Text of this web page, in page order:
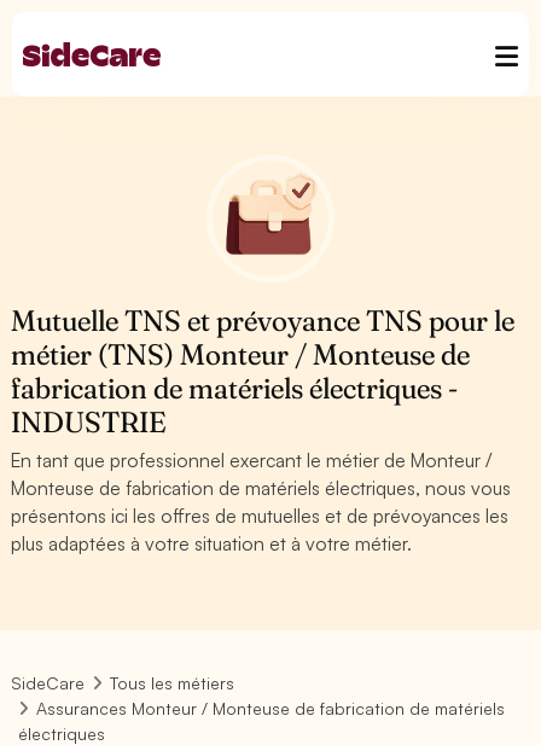
Mutuelle TNS et prévoyance TNS pour le
métier (TNS) Monteur / Monteuse de
fabrication de matériels électriques -
INDUSTRIE
En tant que professionnel exercant le métier de Monteur /
Monteuse de fabrication de matériels électriques, nous vous
présentons ici les offres de mutuelles et de prévoyances les
plus adaptées à votre situation et à votre métier.
SideCare
Tous les métiers
Assurances Monteur / Monteuse de fabrication de matériels
électriques